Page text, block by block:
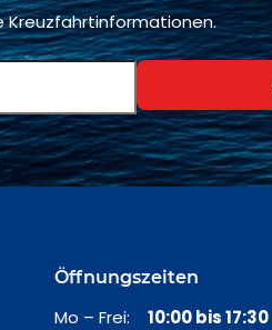
Kreuzfahrtinformationen.
Öffnungszeiten
Mo – Frei: 10:00 bis 17:30